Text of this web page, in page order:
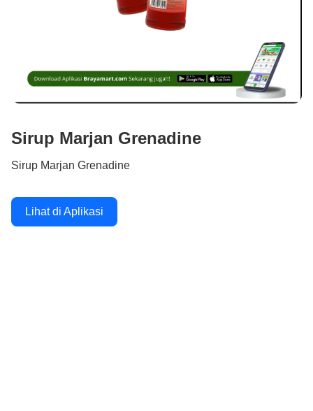
Sirup Marjan Grenadine
Sirup Marjan Grenadine
Lihat di Aplikasi